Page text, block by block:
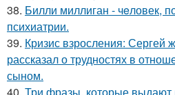
38. Билли миллиган - чeловек,
психиатрии.
39. Кризис взросления: Сергей
рассказал о трудностях в
сыном.
40. Три фразы, которые выдают